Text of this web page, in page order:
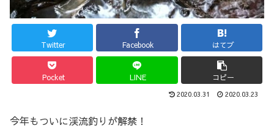
Twitter Facebook はてブ
Pocket LINE コピー
2020.03.31 2020.03.23
今年もついに渓流釣りが解禁！